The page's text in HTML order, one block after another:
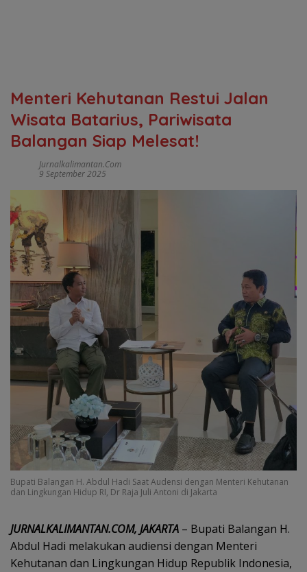
Menteri Kehutanan Restui Jalan
Wisata Batarius, Pariwisata
Balangan Siap Melesat!
Jurnalkalimantan.com
9 September 2025
Bupati Balangan H. Abdul Hadi Saat Audensi dengan Menteri Kehutanan
dan Lingkungan Hidup RI, Dr Raja Juli Antoni di Jakarta
JURNALKALIMANTAN.COM, JAKARTA – Bupati Balangan H.
Abdul Hadi melakukan audiensi dengan Menteri
Kehutanan dan Lingkungan Hidup Republik Indonesia,